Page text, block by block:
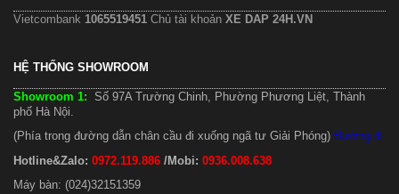
Vietcombank 1065519451 Chủ tài khoản XE DAP 24H.VN
HỆ THỐNG SHOWROOM
Showroom 1: Số 97A Trường Chinh, Phường Phương Liệt, Thành
phố Hà Nội.
(Phía trong đường dẫn chân cầu đi xuống ngã tư Giải Phóng) Đường đi
Hotline&Zalo: 0972.119.886 /Mobi: 0936.008.638
Máy bàn: (024)32151359